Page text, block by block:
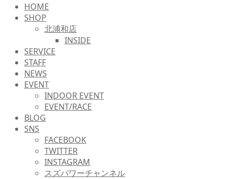
HOME
SHOP
北浦和店
INSIDE
SERVICE
STAFF
NEWS
EVENT
INDOOR EVENT
EVENT/RACE
BLOG
SNS
FACEBOOK
TWITTER
INSTAGRAM
スズパワーチャンネル